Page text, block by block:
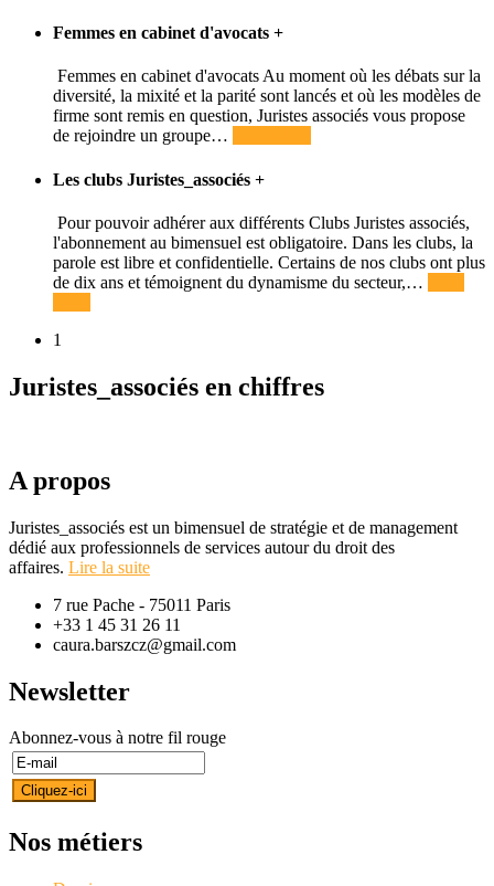
Femmes en cabinet d'avocats +
Femmes en cabinet d'avocats Au moment où les débats sur la
diversité, la mixité et la parité sont lancés et où les modèles de
firme sont remis en question, Juristes associés vous propose
de rejoindre un groupe…
Les clubs Juristes_associés +
Pour pouvoir adhérer aux différents Clubs Juristes associés,
l'abonnement au bimensuel est obligatoire. Dans les clubs, la
parole est libre et confidentielle. Certains de nos clubs ont plus
de dix ans et témoignent du dynamisme du secteur,…
1
Juristes_associés en chiffres
A propos
Juristes_associés est un bimensuel de stratégie et de management
dédié aux professionnels de services autour du droit des
affaires. Lire la suite
7 rue Pache - 75011 Paris
+33 1 45 31 26 11
caura.barszcz@gmail.com
Newsletter
Abonnez-vous à notre fil rouge
Nos métiers